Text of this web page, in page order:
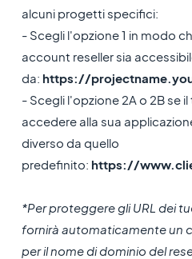
alcuni progetti specifici:
- Scegli l'opzione 1 in modo
account reseller sia
da: https://
- Scegli l'opzione 2A o 2B se
accedere alla sua
diverso da quello
predefinito: https://
*Per proteggere gli URL dei
fornirà automaticamente un
per il nome di dominio del